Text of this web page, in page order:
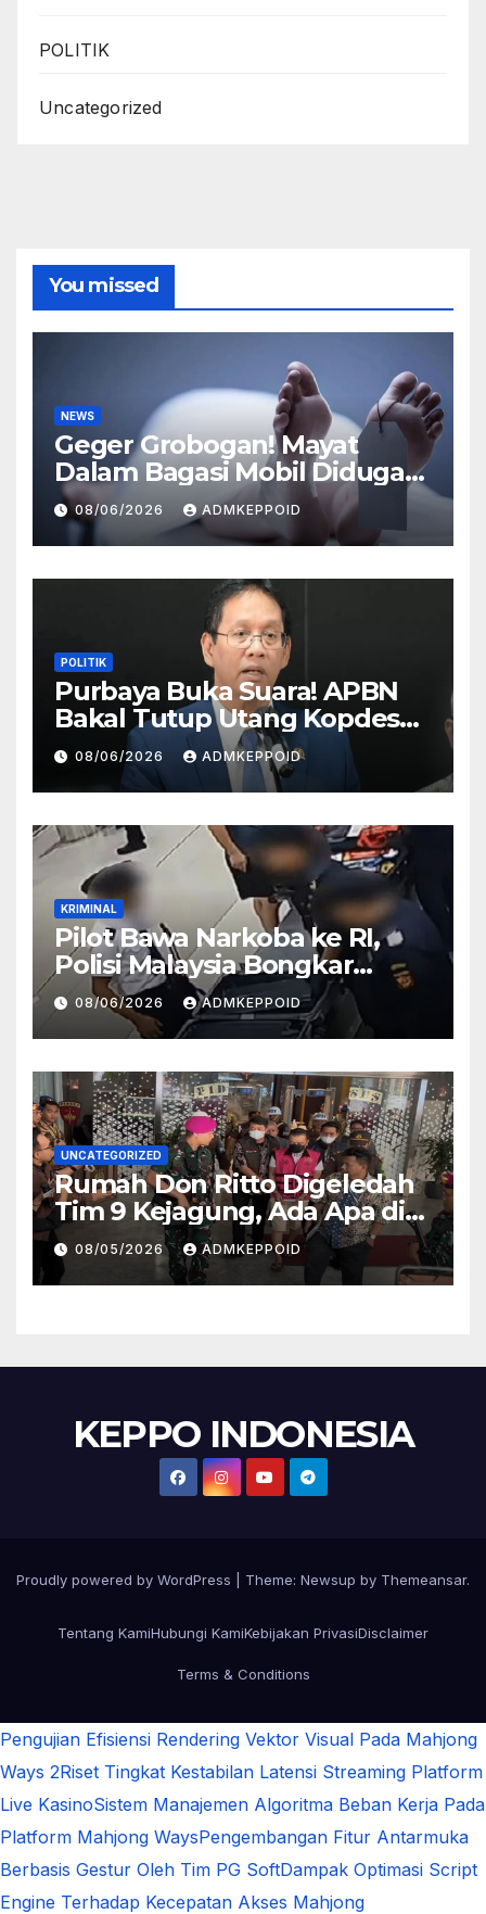
POLITIK
Uncategorized
You missed
NEWS
Geger Grobogan! Mayat
Dalam Bagasi Mobil Diduga
Terkait Hilangnya Bos Konter
HP
08/06/2026 ADMKEPPOID
POLITIK
Purbaya Buka Suara! APBN
Bakal Tutup Utang Kopdes
Rp 240 Triliun, Cicilan Rp 40
Triliun per Tahun
08/06/2026 ADMKEPPOID
KRIMINAL
Pilot Bawa Narkoba ke RI,
Polisi Malaysia Bongkar
Sosok Pemasok di Balik
Kasus Ini
08/06/2026 ADMKEPPOID
UNCATEGORIZED
Rumah Don Ritto Digeledah
Tim 9 Kejagung, Ada Apa di
Balik Kasus TPPU Febrie?
08/05/2026 ADMKEPPOID
KEPPO INDONESIA
Proudly powered by WordPress Theme: Newsup by Themeansar.
Tentang KamiHubungi KamiKebijakan PrivasiDisclaimer
Terms & Conditions
Pengujian Efisiensi Rendering Vektor Visual Pada Mahjong
Ways 2Riset Tingkat Kestabilan Latensi Streaming Platform
Live KasinoSistem Manajemen Algoritma Beban Kerja Pada
Platform Mahjong WaysPengembangan Fitur Antarmuka
Berbasis Gestur Oleh Tim PG SoftDampak Optimasi Script
Engine Terhadap Kecepatan Akses Mahjong